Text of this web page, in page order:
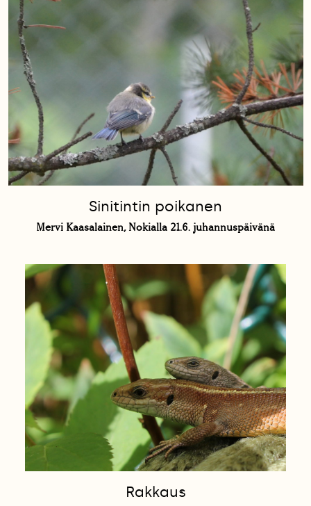
Sinitintin poikanen
Mervi Kaasalainen, Nokialla 21.6. juhannuspäivänä
Rakkaus